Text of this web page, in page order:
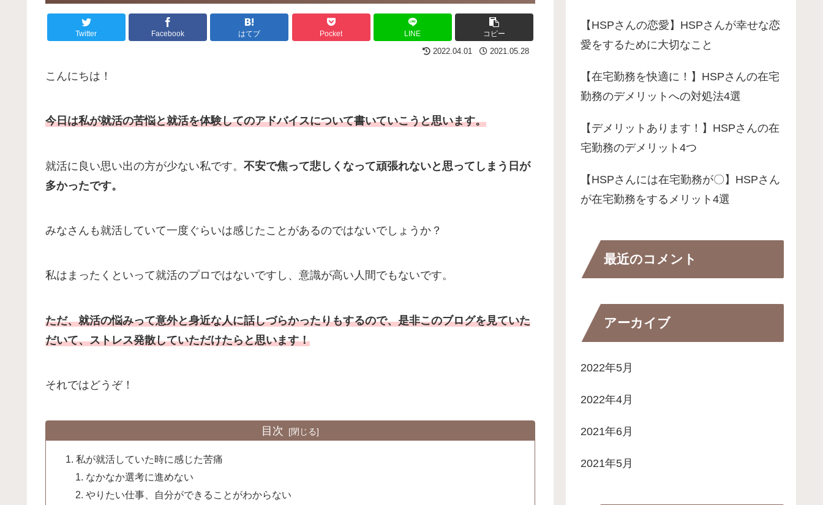
Twitter Facebook はてブ Pocket LINE コピー
2022.04.01 2021.05.28
こんにちは！
今日は私が就活の苦悩と就活を体験してのアドバイスについて書いていこうと思います。
就活に良い思い出の方が少ない私です。 不安で焦って悲しくなって頑張れないと思ってしまう日が
多かったです。
みなさんも就活していて一度ぐらいは感じたことがあるのではないでしょうか？
私はまったくといって就活のプロではないですし、意識が高い人間でもないです。
ただ、就活の悩みって意外と身近な人に話しづらかったりもするので、是非このブログを見ていた
だいて、ストレス発散していただけたらと思います！
それではどうぞ！
目次
私が就活していた時に感じた苦痛
なかなか選考に進めない
やりたい仕事、自分ができることがわからない
【HSPさんの恋愛】HSPさんが幸せな恋
愛をするために大切なこと
【在宅勤務を快適に！】HSPさんの在宅
勤務のデメリットへの対処法4選
【デメリットあります！】HSPさんの在
宅勤務のデメリット4つ
【HSPさんには在宅勤務が〇】HSPさん
が在宅勤務をするメリット4選
最近のコメント
アーカイブ
2022年5月
2022年4月
2021年6月
2021年5月